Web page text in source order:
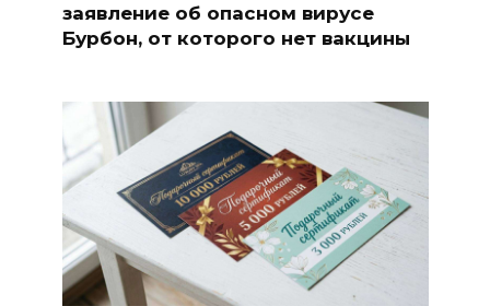
заявление об опасном вирусе
Бурбон, от которого нет вакцины